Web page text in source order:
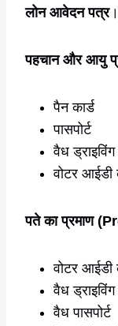
लोन आवेदन पत्र।
पहचान और आयु
पैन कार्ड
पासपोर्ट
वैध
वोटर आईडी
पते का प्रमाण
वोटर आईडी
वैध
वैध पासपोर्ट